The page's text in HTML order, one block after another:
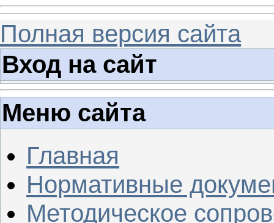
Полная версия сайта
Вход на сайт
Меню сайта
Главная
Нормативные
Методическое